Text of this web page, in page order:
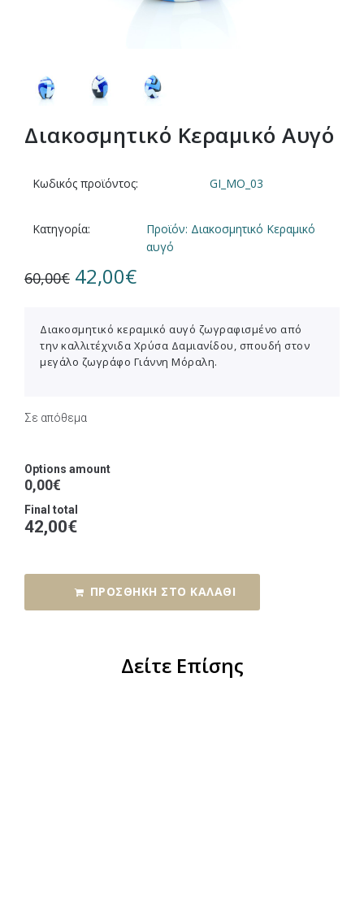
Διακοσμητικό Κεραμικό Αυγό
Κωδικός προϊόντος: GI_MO_03
Κατηγορία:
Προϊόν: Διακοσμητικό Κεραμικό
αυγό
60,00€ 42,00€
Διακοσμητικό κεραμικό αυγό ζωγραφισμένο από
την καλλιτέχνιδα Χρύσα Δαμιανίδου, σπουδή στον
μεγάλο ζωγράφο Γιάννη Μόραλη.
Σε απόθεμα
Options amount
0,00€
Final total
42,00€
ΠΡΟΣΘΉΚΗ ΣΤΟ ΚΑΛΆΘΙ
Δείτε Επίσης